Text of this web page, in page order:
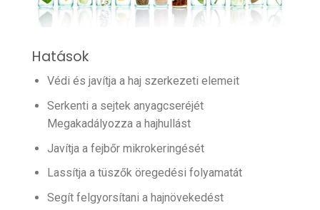
Hatások
Védi és javítja a haj szerkezeti elemeit
Serkenti a sejtek anyagcseréjét
Megakadályozza a hajhullást
Javítja a fejbőr mikrokeringését
Lassítja a tüszők öregedési folyamatát
Segít felgyorsítani a hajnövekedést